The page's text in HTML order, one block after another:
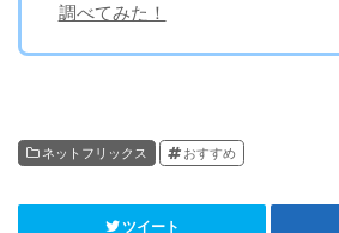
調べてみた！
ネットフリックス おすすめ
ツイート